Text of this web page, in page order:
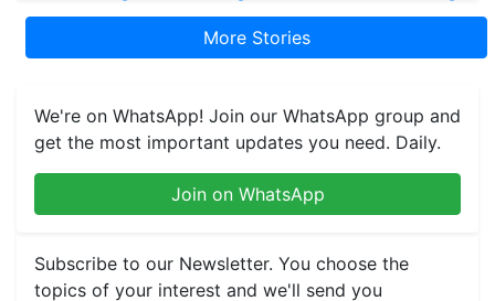
More Stories
We're on WhatsApp! Join our WhatsApp group and
get the most important updates you need. Daily.
Join on WhatsApp
Subscribe to our Newsletter. You choose the
topics of your interest and we'll send you